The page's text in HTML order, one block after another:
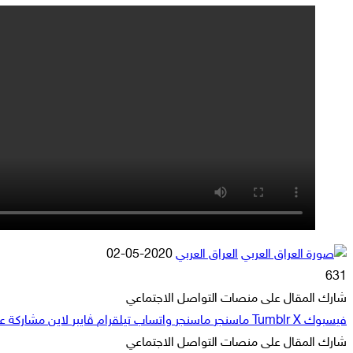
العراق العربي أرسل
إلكترونيا
2020-05-02
631
شارك المقال على منصات التواصل الاجتماعي
فيسبوك ‫X ماسنجر ماسنجر واتساب تيلقرام ڤايبر لاين مشاركة
شارك المقال على منصات التواصل الاجتماعي